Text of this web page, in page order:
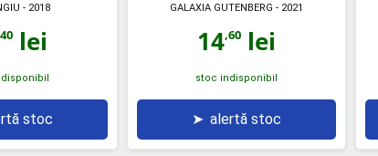
- 2018
lei
stoc
GALAXIA GUTENBERG - 2021
14,60 lei
stoc indisponibil
➤ alertă stoc